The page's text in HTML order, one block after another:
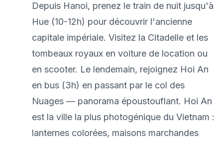
Depuis Hanoi, prenez le train de nuit jusqu'à
Hue (10-12h) pour découvrir l'ancienne
capitale impériale. Visitez la Citadelle et les
tombeaux royaux en voiture de location ou
en scooter. Le lendemain, rejoignez Hoi An
en bus (3h) en passant par le col des
Nuages — panorama époustouflant. Hoi An
est la ville la plus photogénique du Vietnam :
lanternes colorées, maisons marchandes